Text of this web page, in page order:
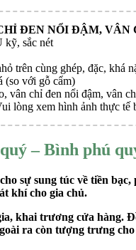
ĐEN NỔI ĐẬM, VÂN
kỹ, sắc nét
trên cùng ghép, đặc, khá
(so với gỗ cẩm)
vân chỉ đen nổi đậm, vân
lòng xem hình ảnh thực tế
– Bình phú
sự sung túc về tiền
khí cho gia chủ.
khai trương cửa hàng.
ra còn tượng trưng